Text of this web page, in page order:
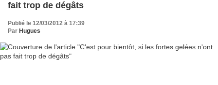
fait trop de dégâts
Publié le 12/03/2012 à 17:39
Par Hugues